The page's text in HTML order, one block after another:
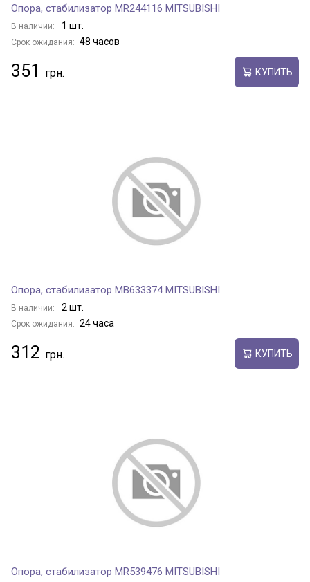
Опора, стабилизатор MR244116 MITSUBISHI
В наличии: 1 шт.
Срок ожидания: 48 часов
351 КУПИТЬ
Опора, стабилизатор MB633374 MITSUBISHI
В наличии: 2 шт.
Срок ожидания: 24 часа
312 КУПИТЬ
Опора, стабилизатор MR539476 MITSUBISHI